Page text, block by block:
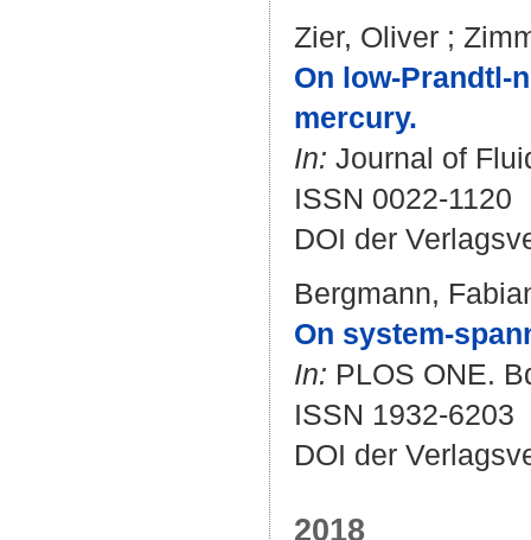
Zier, Oliver ;
On low-Prandtl-
mercury.
In: Journal of
ISSN 0022-1120
DOI der
Bergmann,
On system-
In: PLOS ONE.
ISSN 1932-6203
DOI der
2018